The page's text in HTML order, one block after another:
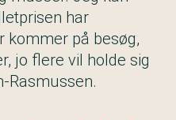
har
kommer på besøg,
jo flere vil holde sig
Rasmussen.